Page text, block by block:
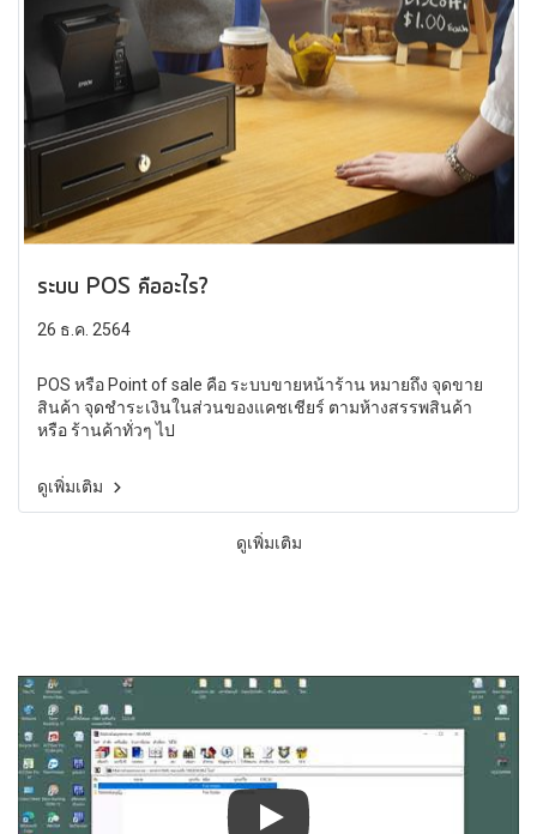
ระบบ POS คืออะไร?
26 ธ.ค. 2564
POS หรือ Point of sale คือ ระบบขายหน้าร้าน หมายถึง จุดขาย
สินค้า จุดชำระเงินในส่วนของแคชเชียร์ ตามห้างสรรพสินค้า
หรือ ร้านค้าทั่วๆ ไป
ดูเพิ่มเติม
ดูเพิ่มเติม